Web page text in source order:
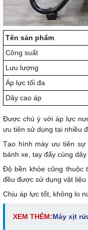
Tên sản phẩm
Công suất
Lưu lượng
Áp lực tối đa
Dây cao áp
Được chú ý với áp lực
ưu tiên sử dụng tại nhiều
Tạo hình máy ưu tiên sự
bánh xe, tay đẩy cùng
Độ bền khỏe cũng thuộc
đều được sử dụng vật liệu
Chịu áp lực tốt, không lo
XEM THÊM:Máy xịt